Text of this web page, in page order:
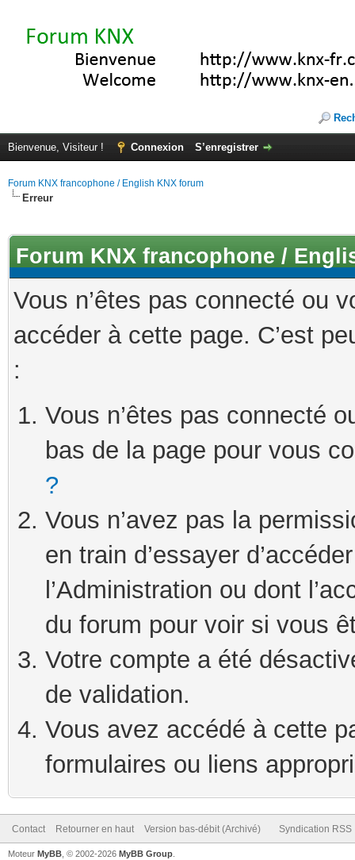
Bienvenue, Visiteur ! Connexion S’enregistrer
Forum KNX francophone / English KNX forum
Erreur
Forum KNX francophone /
Vous n’êtes pas connecté ou
accéder à cette page. C’est
:
Vous n’êtes pas connecté
bas de la page pour vous
?
Vous n’avez pas la
en train d’essayer
l’Administration ou dont
du forum pour voir si vous
Votre compte a été
de validation.
Vous avez accédé à cette
formulaires ou liens
Contact Retourner en haut Version bas-débit (Archivé) Syndication RSS
Moteur MyBB , © 2002-2026 MyBB Group